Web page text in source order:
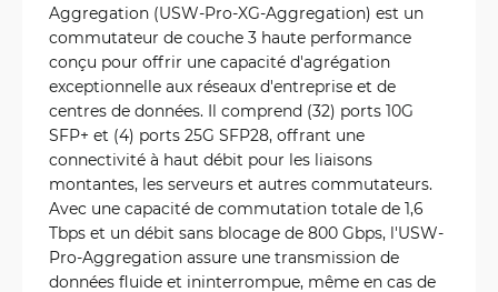
Aggregation (USW-Pro-XG-Aggregation) est un
commutateur de couche 3 haute performance
conçu pour offrir une capacité d'agrégation
exceptionnelle aux réseaux d'entreprise et de
centres de données. Il comprend (32) ports 10G
SFP+ et (4) ports 25G SFP28, offrant une
connectivité à haut débit pour les liaisons
montantes, les serveurs et autres commutateurs.
Avec une capacité de commutation totale de 1,6
Tbps et un débit sans blocage de 800 Gbps, l'USW-
Pro-Aggregation assure une transmission de
données fluide et ininterrompue, même en cas de